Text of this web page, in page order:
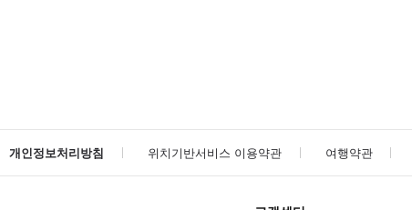
개인정보처리방침 위치기반서비스 이용약관 여행약관